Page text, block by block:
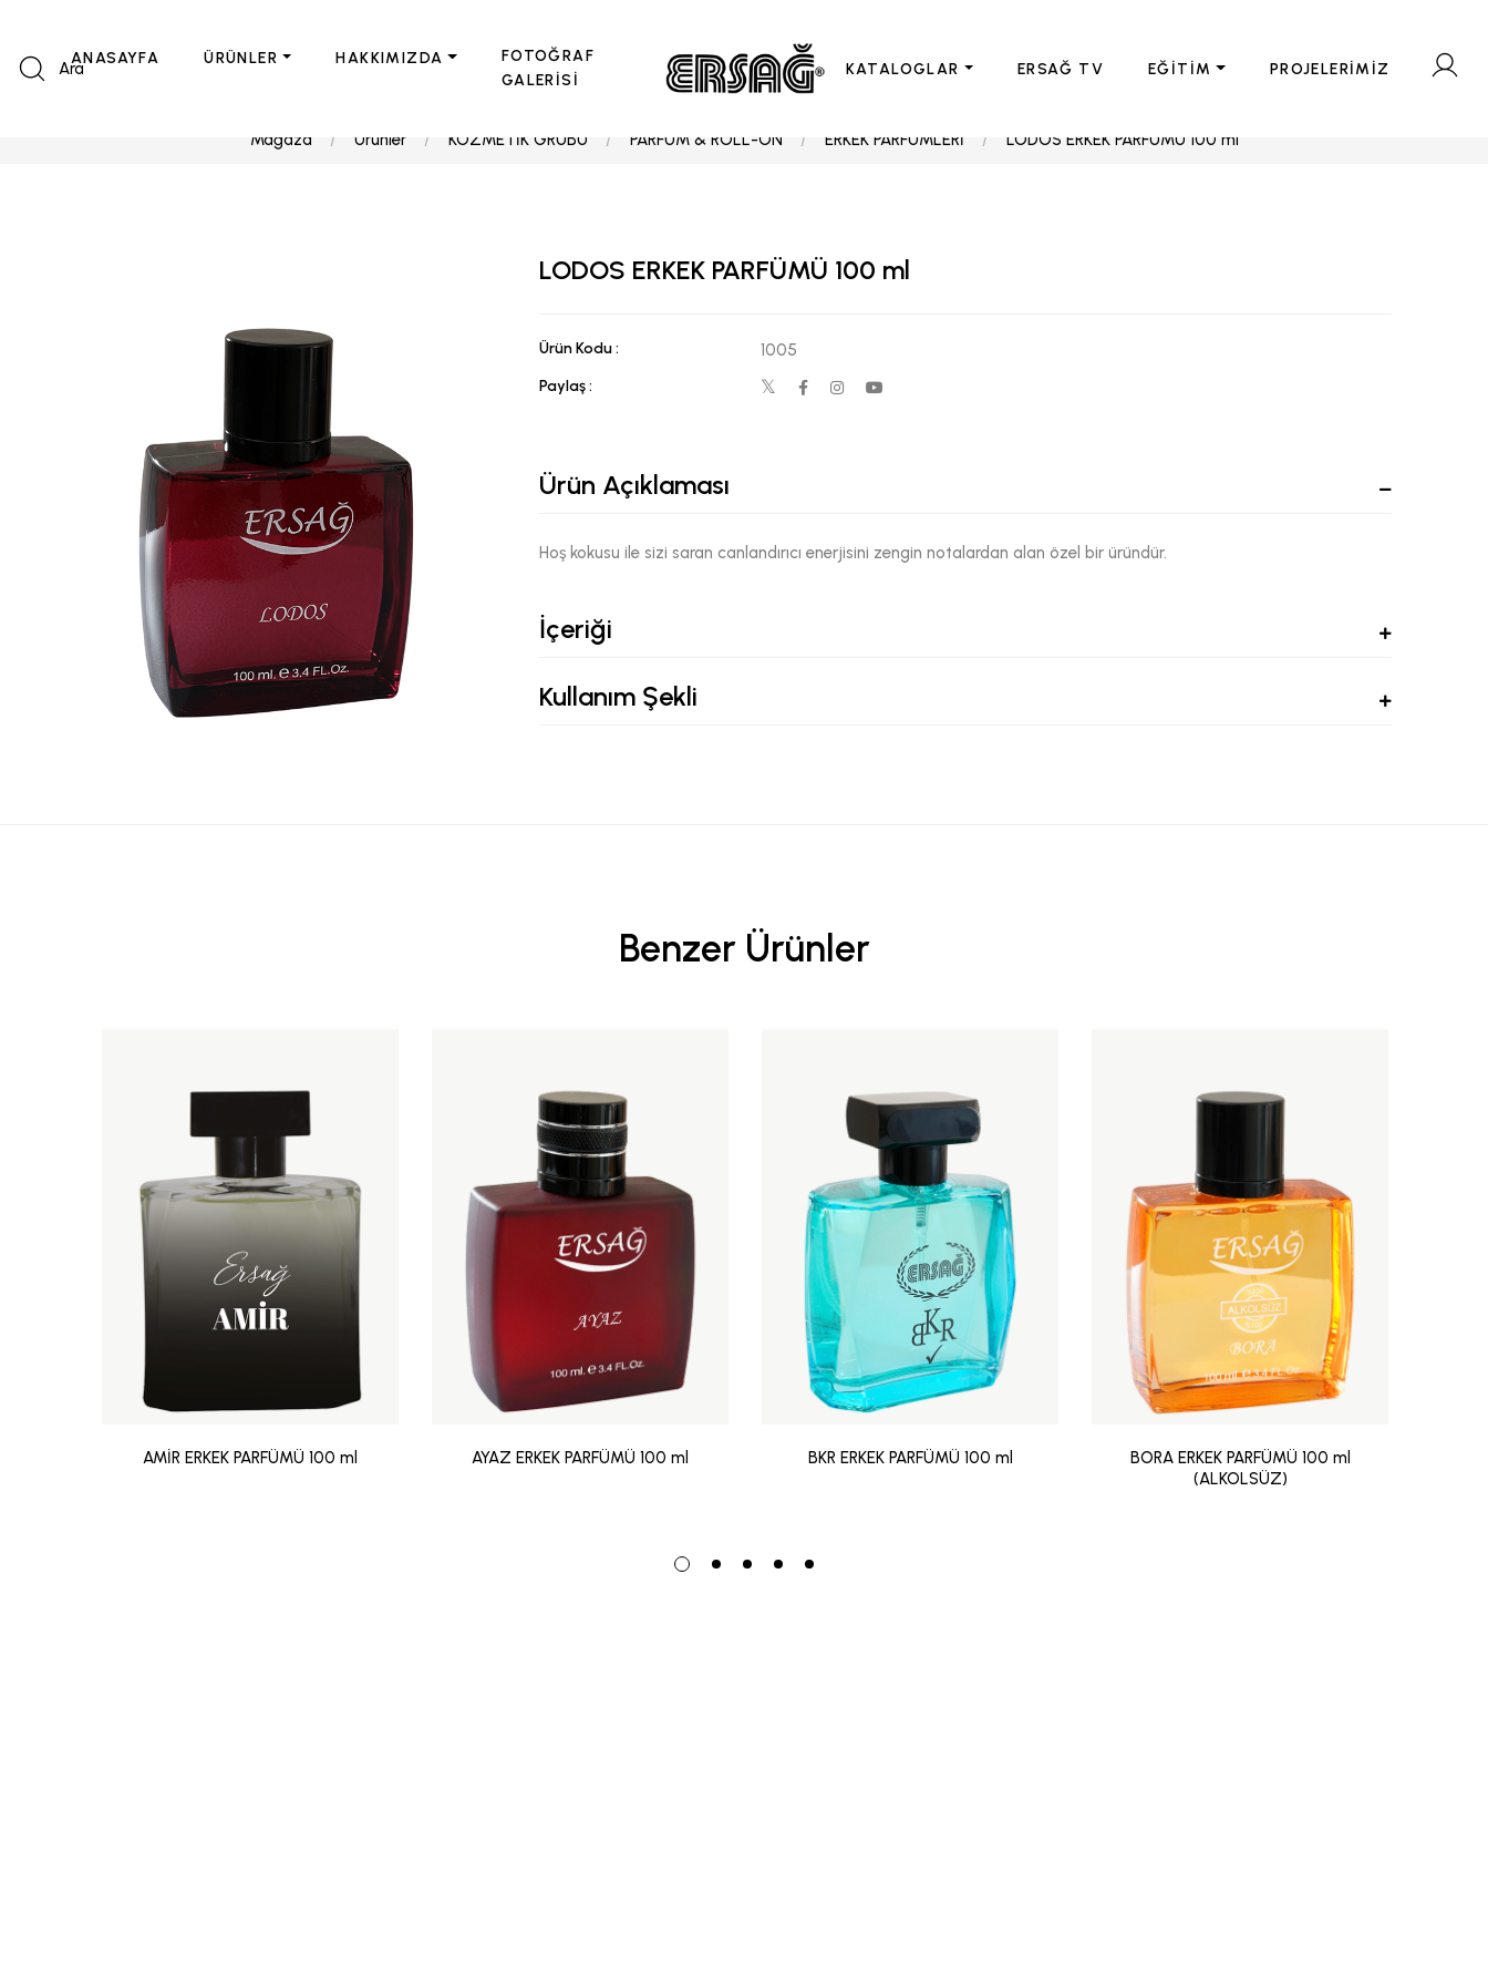
Ara
ANASAYFA ÜRÜNLER HAKKIMIZDA
FOTOĞRAF
GALERİSİ
KATALOGLAR ERSAĞ TV EĞİTİM PROJELERİMİZ
Mağaza Ürünler KOZMETİK GRUBU PARFÜM & ROLL-ON ERKEK PARFÜMLERİ LODOS ERKEK PARFÜMÜ 100 ml
LODOS ERKEK PARFÜMÜ 100 ml
Ürün Kodu : 1005
Paylaş :
Ürün Açıklaması
Hoş kokusu ile sizi saran canlandırıcı enerjisini zengin notalardan alan özel bir üründür.
İçeriği
Kullanım Şekli
Benzer Ürünler
AMİR ERKEK PARFÜMÜ 100 ml AYAZ ERKEK PARFÜMÜ 100 ml BKR ERKEK PARFÜMÜ 100 ml
BORA ERKEK PARFÜMÜ 100 ml
(ALKOLSÜZ)